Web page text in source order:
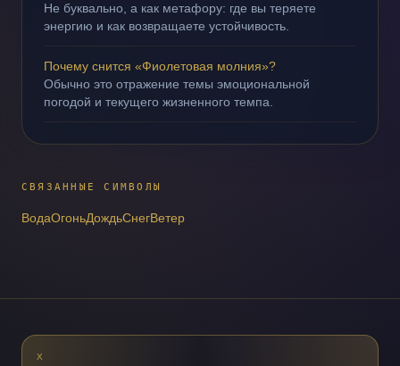
Не буквально, а как метафору: где вы теряете
энергию и как возвращаете устойчивость.
Почему снится «Фиолетовая молния»?
Обычно это отражение темы эмоциональной
погодой и текущего жизненного темпа.
СВЯЗАННЫЕ СИМВОЛЫ
ВодаОгоньДождьСнегВетер
X